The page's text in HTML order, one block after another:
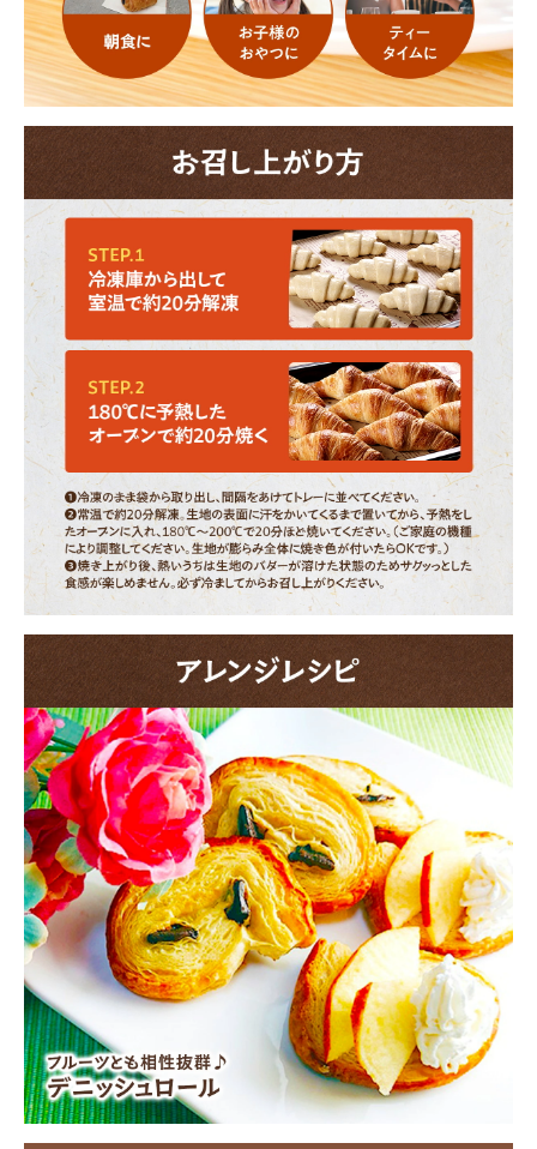
領収書・納品書等は一切同封しておりません。領収書は購入履歴
から印刷してご利用ください。
カートに入れる